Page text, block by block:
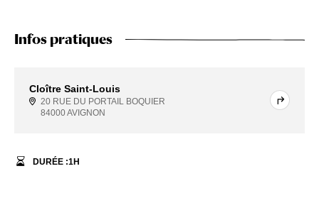
Infos pratiques
Cloître Saint-Louis
20 RUE DU PORTAIL BOQUIER
84000 AVIGNON
DURÉE :1H